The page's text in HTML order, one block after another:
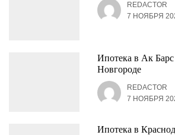
REDACTOR
7 НОЯБРЯ
Ипотека в Ак
Новгороде
REDACTOR
7 НОЯБРЯ
Ипотека в